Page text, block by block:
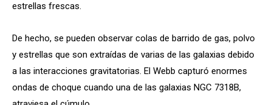
estrellas frescas.
De hecho, se pueden observar colas de barrido de gas, polvo
y estrellas que son extraídas de varias de las galaxias debido
a las interacciones gravitatorias. El Webb capturó enormes
ondas de choque cuando una de las galaxias NGC 7318B,